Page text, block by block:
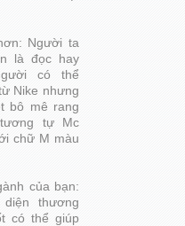
Người ta
là đọc hay
có thể
Nike nhưng
bô mê rang
tự Mc
chữ M màu
của bạn:
thương
có thể giúp